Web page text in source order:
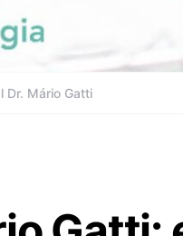
Dr. Mário Gatti